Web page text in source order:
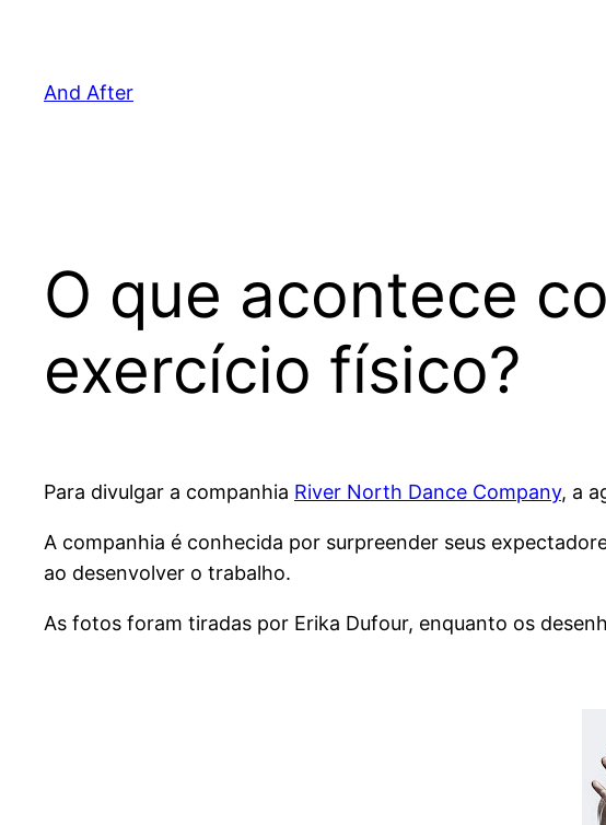
And After
O que acontece
exercício físico?
Para divulgar a companhia River North Dance Company, a
A companhia é conhecida por surpreender seus
ao desenvolver o trabalho.
As fotos foram tiradas por Erika Dufour, enquanto os